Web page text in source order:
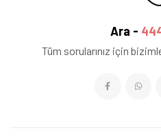
Ara -
Tüm sorularınız için